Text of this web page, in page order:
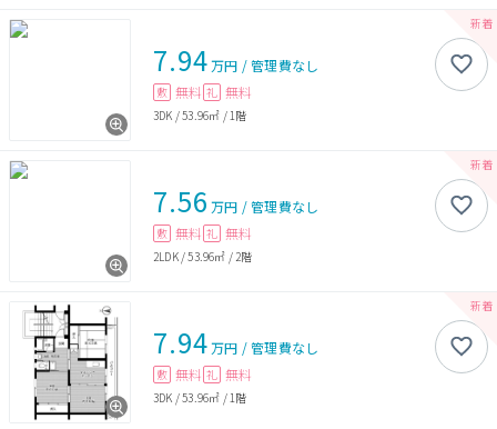
7.94万円 /管理費なし
敷 無料 礼 無料
3DK /53.96㎡ / 1階
7.56 万円 /管理費なし
敷 無料 礼 無料
2LDK/53.96㎡ / 2階
7.94万円 /管理費なし
敷 無料 礼 無料
3DK /53.96㎡ / 1階